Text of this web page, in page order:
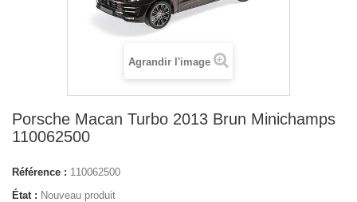
Agrandir l'image
Porsche Macan Turbo 2013 Brun Minichamps
110062500
Référence : 110062500
État : Nouveau produit